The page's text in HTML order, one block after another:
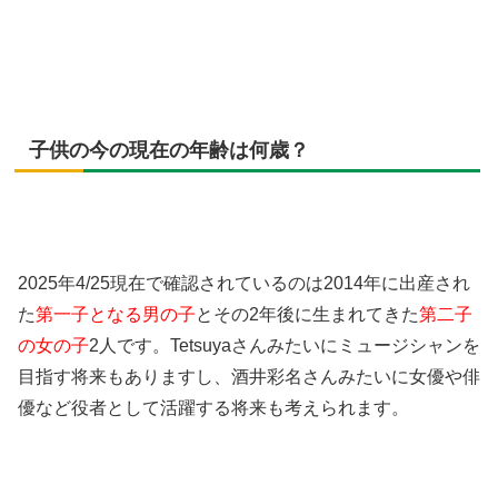
子供の今の現在の年齢は何歳？
2025年4/25現在で確認されているのは2014年に出産され
た第一子となる男の子とその2年後に生まれてきた第二子
の女の子2人です。Tetsuyaさんみたいにミュージシャンを
目指す将来もありますし、酒井彩名さんみたいに女優や俳
優など役者として活躍する将来も考えられます。